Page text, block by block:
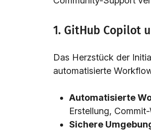
1. GitHub Copilot
Das Herzstück der
automatisierte
Automatisierte
Erstellung,
Sichere